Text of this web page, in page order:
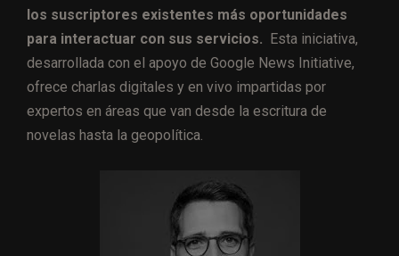
los suscriptores existentes más oportunidades
para interactuar con sus servicios. Esta iniciativa,
desarrollada con el apoyo de Google News Initiative,
ofrece charlas digitales y en vivo impartidas por
expertos en áreas que van desde la escritura de
novelas hasta la geopolítica.